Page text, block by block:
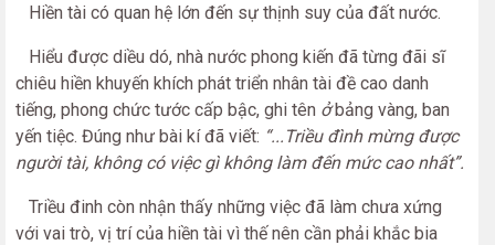
Hiền tài có quan hệ lớn đến sự thịnh suy của đất nước.
Hiểu được diều dó, nhà nước phong kiến đã từng đãi sĩ
chiêu hiền khuyến khích phát triển nhân tài đề cao danh
tiếng, phong chức tước cấp bậc, ghi tên ởbảng vàng, ban
yến tiệc. Đúng như bài kí đã viết: “...Triều đình mừng được
người tài, không có việc gì không làm đến mức cao nhất”.
Triều đinh còn nhận thấy những việc đã làm chưa xứng
với vai trò, vị trí của hiền tài vì thế nên cần phải khắc bia